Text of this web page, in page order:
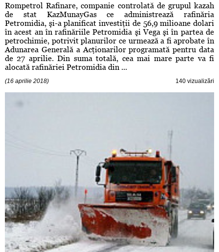
Rompetrol Rafinare, companie controlată de grupul kazah
de stat KazMunayGas ce administrează rafinăria
Petromidia, şi-a planificat investiţii de 56,9 milioane dolari
în acest an în rafinăriile Petromidia şi Vega şi în partea de
petrochimie, potrivit planurilor ce urmează a fi aprobate în
Adunarea Generală a Acţionarilor programată pentru data
de 27 aprilie. Din suma totală, cea mai mare parte va fi
alocată rafinăriei Petromidia din ...
(16 aprilie 2018) 140 vizualizări